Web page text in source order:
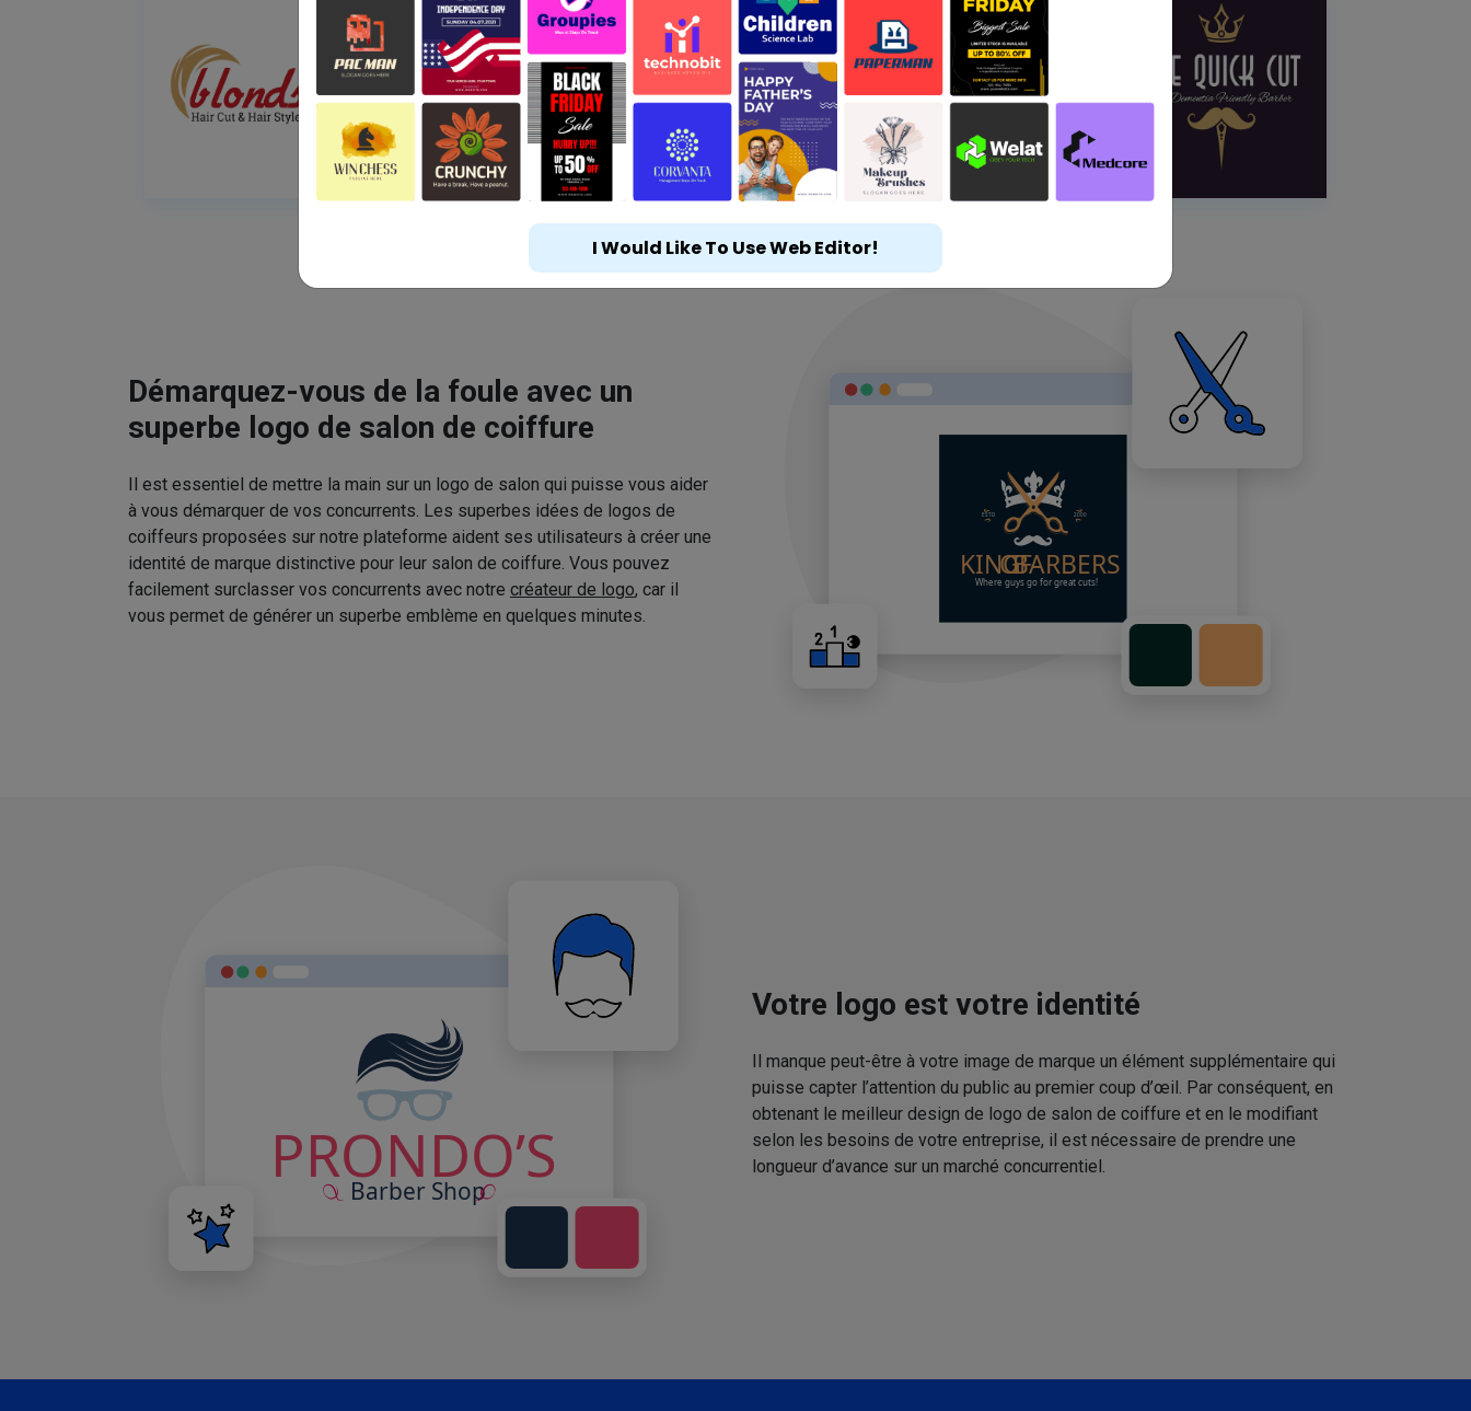
Démarquez-vous de la foule avec un
superbe logo de salon de coiffure
Il est essentiel de mettre la main sur un logo de salon qui puisse vous aider
à vous démarquer de vos concurrents. Les superbes idées de logos de
coiffeurs proposées sur notre plateforme aident ses utilisateurs à créer une
identité de marque distinctive pour leur salon de coiffure. Vous pouvez
facilement surclasser vos concurrents avec notre créateur de logo, car il
vous permet de générer un superbe emblème en quelques minutes.
Votre logo est votre identité
Il manque peut-être à votre image de marque un élément supplémentaire qui
puisse capter l’attention du public au premier coup d’œil. Par conséquent, en
obtenant le meilleur design de logo de salon de coiffure et en le modifiant
selon les besoins de votre entreprise, il est nécessaire de prendre une
longueur d’avance sur un marché concurrentiel.
I Would Like To Use Web Editor!